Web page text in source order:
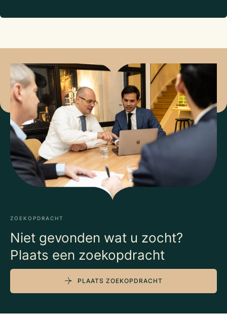
ZOEKOPDRACHT
Niet gevonden wat u zocht?
Plaats een zoekopdracht
PLAATS ZOEKOPDRACHT